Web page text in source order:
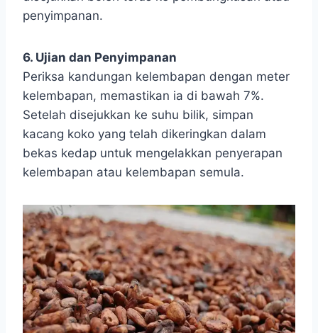
penyimpanan.
6. Ujian dan Penyimpanan
Periksa kandungan kelembapan dengan meter
kelembapan, memastikan ia di bawah 7%.
Setelah disejukkan ke suhu bilik, simpan
kacang koko yang telah dikeringkan dalam
bekas kedap untuk mengelakkan penyerapan
kelembapan atau kelembapan semula.